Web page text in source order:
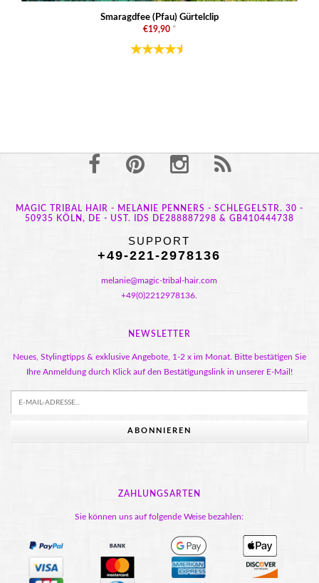
Smaragdfee (Pfau) Gürtelclip
€19,90 *
MAGIC TRIBAL HAIR - MELANIE PENNERS - SCHLEGELSTR. 30 -
50935 KÖLN, DE - UST. IDS DE288887298 & GB410444738
SUPPORT
+49-221-2978136
melanie@magic-tribal-hair.com
+49(0)2212978136.
NEWSLETTER
Neues, Stylingtipps & exklusive Angebote, 1-2 x im Monat. Bitte bestätigen Sie
Ihre Anmeldung durch Klick auf den Bestätigungslink in unserer E-Mail!
ABONNIEREN
ZAHLUNGSARTEN
Sie können uns auf folgende Weise bezahlen: